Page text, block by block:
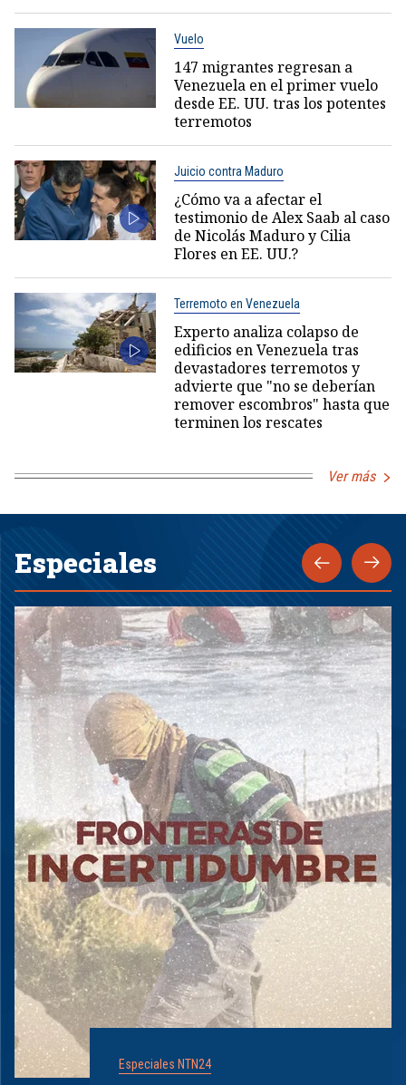
Vuelo
147 migrantes regresan a
Venezuela en el primer vuelo
desde EE. UU. tras los potentes
terremotos
Juicio contra Maduro
¿Cómo va a afectar el
testimonio de Alex Saab al caso
de Nicolás Maduro y Cilia
Flores en EE. UU.?
Terremoto en Venezuela
Experto analiza colapso de
edificios en Venezuela tras
devastadores terremotos y
advierte que "no se deberían
remover escombros" hasta que
terminen los rescates
Ver más
Especiales
Especiales NTN24